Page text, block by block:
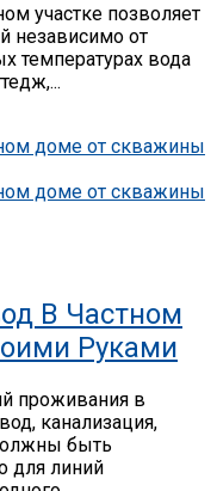
участке позволяет
независимо от
температурах вода
В Частном
Руками
проживания в
канализация,
быть
для линий